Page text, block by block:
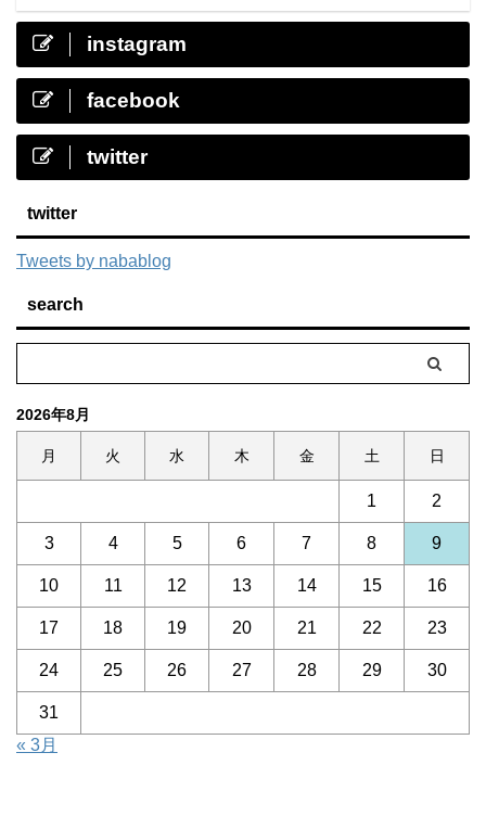
instagram
facebook
twitter
twitter
Tweets by nabablog
search
2026年8月
月 火 水 木 金 土 日
1 2
3 4 5 6 7 8 9
10 11 12 13 14 15 16
17 18 19 20 21 22 23
24 25 26 27 28 29 30
31
« 3月